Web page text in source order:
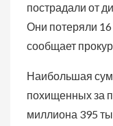
пострадали от
Они потеряли
сообщает
Наибольшая
похищенных за
миллиона 395